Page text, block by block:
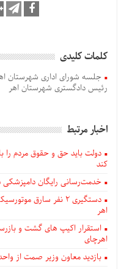
کلمات کلیدی
جلسه شورای اداری شهرستان
رئیس دادگستری شهرستان اهر
اخبار مرتبط
دولت باید حق و حقوق مردم را
کند
خدمت‌رسانی رایگان دامپزشکی
دستگيری ۲ نفر سارق
اهر
استقرار اکیپ های گشت و
اهرچای
بازدید معاون وزیر صمت از